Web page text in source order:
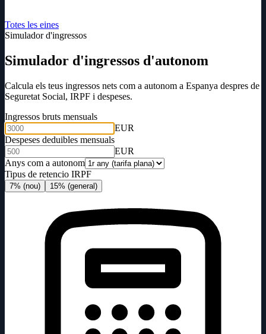
Totes les eines
Simulador d'ingressos
Simulador d'ingressos d'autonom
Calcula els teus ingressos nets com a autonom a Espanya despres de
Seguretat Social, IRPF i despeses.
Ingressos bruts mensuals
EUR
Despeses deduibles mensuals
EUR
Anys com a autonom
Tipus de retencio IRPF
7% (nou) 15% (general)